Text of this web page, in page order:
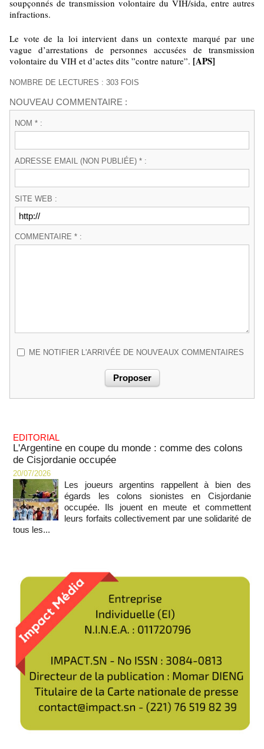
soupçonnés de transmission volontaire du VIH/sida, entre autres
infractions.
Le vote de la loi intervient dans un contexte marqué par une
vague d’arrestations de personnes accusées de transmission
volontaire du VIH et d’actes dits ”contre nature”. [APS]
NOMBRE DE LECTURES : 303 FOIS
NOUVEAU COMMENTAIRE :
NOM * :
ADRESSE EMAIL (NON PUBLIÉE) * :
SITE WEB :
COMMENTAIRE * :
ME NOTIFIER L'ARRIVÉE DE NOUVEAUX COMMENTAIRES
EDITORIAL
L'Argentine en coupe du monde : comme des colons
de Cisjordanie occupée
20/07/2026
Les joueurs argentins rappellent à bien des
égards les colons sionistes en Cisjordanie
occupée. Ils jouent en meute et commettent
leurs forfaits collectivement par une solidarité de
tous les...